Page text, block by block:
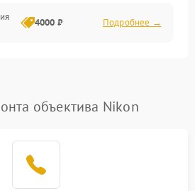
4000 ₽ Подробнее →
объектива Nikon